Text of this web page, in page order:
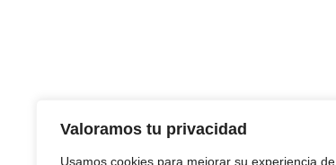
Valoramos tu privacidad
Usamos cookies para mejorar su experiencia de